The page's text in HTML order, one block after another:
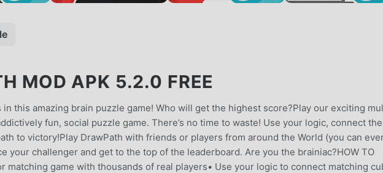
MOD APK 5.2.0 FREE
this amazing brain puzzle game! Who will get the highest score?Play our exciting
fun, social puzzle game. There’s no time to waste! Use your logic, connect the
to victory!Play DrawPath with friends or players from around the World (you can
your challenger and get to the top of the leaderboard. Are you the brainiac?HOW TO
matching game with thousands of real players• Use your logic to connect matching